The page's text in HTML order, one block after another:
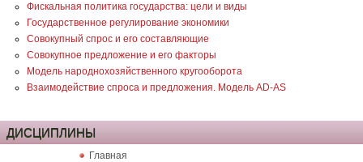
Фискальная политика государства: цели и виды
Государственное регулирование экономики
Совокупный спрос и его составляющие
Совокупное предложение и его факторы
Модель народнохозяйственного кругооборота
Взаимодействие спроса и предложения. Модель AD-AS
ДИСЦИПЛИНЫ
Главная